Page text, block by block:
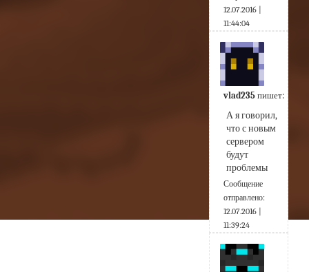
12.07.2016 |
11:44:04
vlad235 пишет:
А я говорил,
что с новым
сервером
будут
проблемы
Сообщение
отправлено:
12.07.2016 |
11:39:24